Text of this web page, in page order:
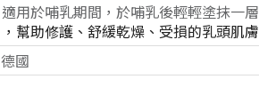
適用於哺乳期間，於哺乳後輕輕塗抹一
，幫助修護、舒緩乾燥、受損的乳頭肌膚
德國